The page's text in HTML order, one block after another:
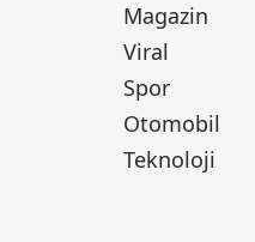
Magazin
Viral
Spor
Otomobil
Teknoloji